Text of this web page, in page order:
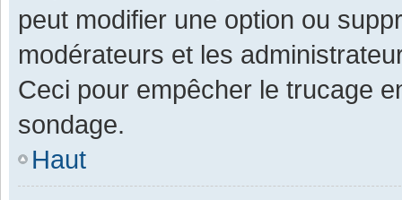
peut modifier une option ou
modérateurs et les
Ceci pour empêcher le trucage
sondage.
Haut